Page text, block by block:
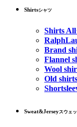
Shirtsシャツ
Shirts All
Brand
Flannel
Wool
Old shirts
Sweat&Jerseyスウェ